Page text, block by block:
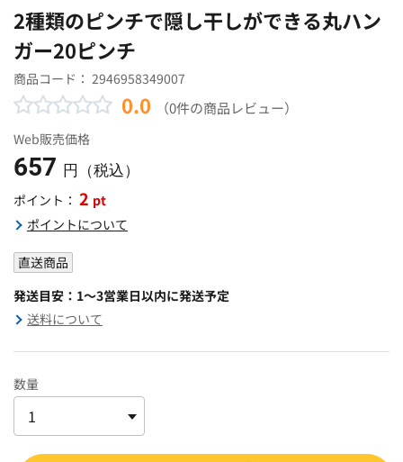
2種類のピンチで隠し干しができる丸ハン
ガー20ピンチ
商品コード： 2946958349007
0.0 （0件の商品レビュー）
Web販売価格
657 円（税込）
ポイント： 2 pt
ポイントについて
直送商品
発送目安：1～3営業日以内に発送予定
送料について
数量